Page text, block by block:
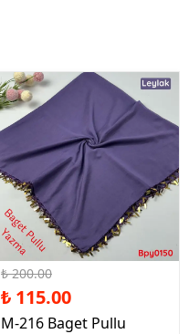
%43 İndirim
₺ 200.00
₺ 115.00
M-216 Baget Pullu